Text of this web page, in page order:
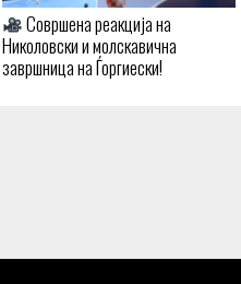
Совршена реакција на
Николовски и молскавична
завршница на Ѓоргиески!